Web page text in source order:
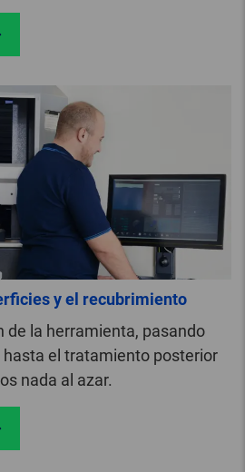
y el recubrimiento
de la herramienta, pasando
el tratamiento posterior
nada al azar.